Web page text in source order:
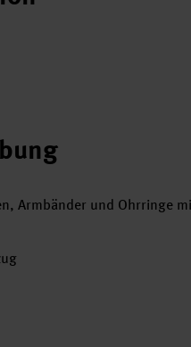
Armbänder und Ohrringe